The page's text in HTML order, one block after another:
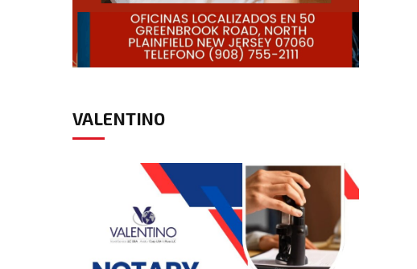
VALENTINO